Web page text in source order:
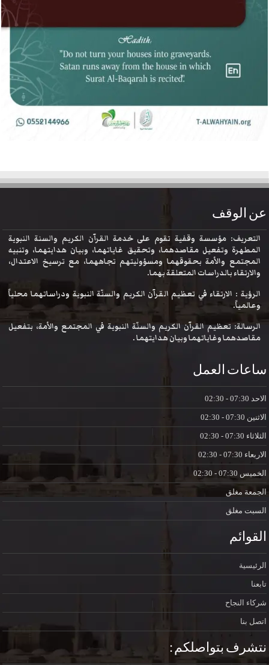
عن الوقف
التعريف: مؤسسة وقفية تقوم على خدمة القرآن الكريم والسنة النبوية
المطهرة وتفعيل مقاصدهما، وتحقيق غاياتهما، وبيان هدايتهما، وتنبيه
المجتمع والأمة بحقوقهما ومسؤوليتهم تجاههما، مع ترسيخ الاعتدال،
والارتقاء بالدراسات المتعلقة بهما.
الرؤية : الارتقاء في تعظيم القرآن الكريم والسنّة النبوية ودراساتهما محلياً
وعالمياً.
الرسالة: تعظيم القرآن الكريم والسنّة النبوية في المجتمع والأمة، بتفعيل
مقاصدهما وغاياتهما وبيان هدايتهما .
ساعات العمل
الاحد
الاثنين
الثلاثاء
الاربعاء
الخميس
الجمعة مغلق
السبت مغلق
القوائم
الرئيسية
تابعنا
شركاء النجاح
اتصل بنا
نتشرف بتواصلكم :